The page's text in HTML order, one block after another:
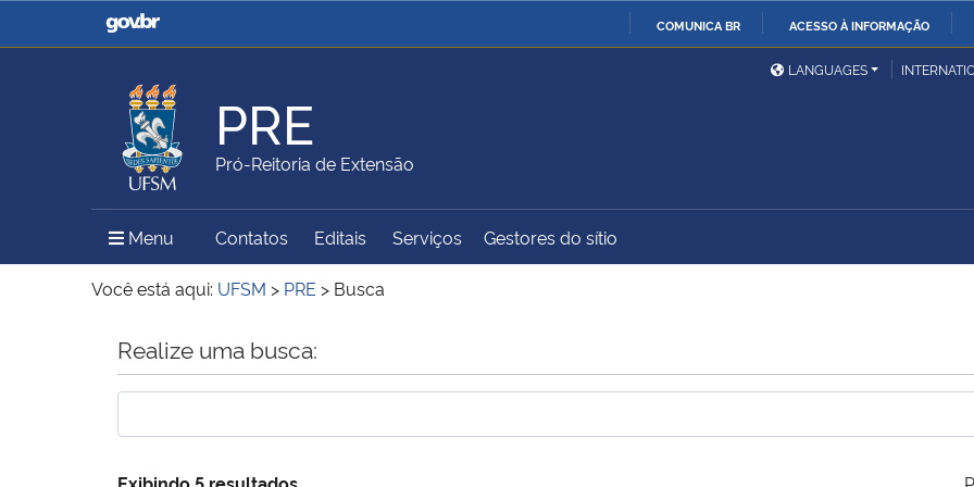
COMUNICA BR ACESSO À INFORMAÇÃO
Casa Civil
Ministério da Justiça e
Ministério da Defesa
Ministério das Relações
Exteriores
Ministério da Agricultura,
Pecuária e Abastecimento
Ministério do Meio Ambiente Ministério do Turismo
Ministério do
LANGUAGES
PRE
Pró-Reitoria de Extensão
Menu Menu Principal do Sítio
Contatos Editais Serviços Gestores do sítio
Você está aqui: UFSM > PRE > Busca
Início do conteúdo
Realize uma busca:
Exibindo 5 resultados